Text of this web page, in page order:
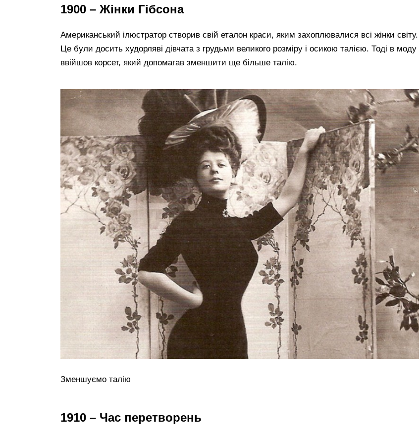
1900 – Жінки Гібсона
Американський ілюстратор створив свій еталон краси, яким захоплювалися всі жінки світу.
Це були досить худорляві дівчата з грудьми великого розміру і осикою талією. Тоді в моду
ввійшов корсет, який допомагав зменшити ще більше талію.
Зменшуємо талію
1910 – Час перетворень